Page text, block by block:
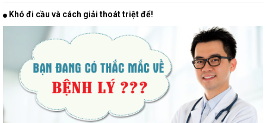
Khó đi cầu và cách giải thoát triệt để!